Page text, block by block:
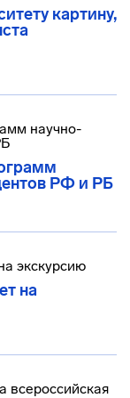
картину,
РФ и РБ
на